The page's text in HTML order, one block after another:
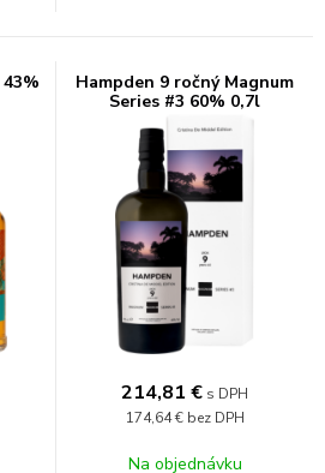
Hampden 9 ročný Magnum
Series #3 60% 0,7l
214,81 € s DPH
174,64 € bez DPH
Na objednávku